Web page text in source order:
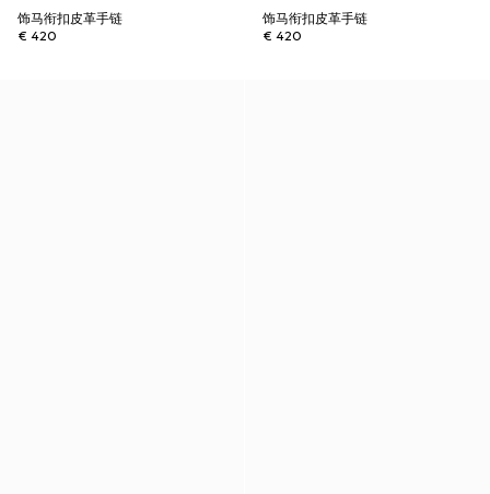
饰马衔扣皮革手链
€ 420
饰马衔扣皮革手链
€ 420